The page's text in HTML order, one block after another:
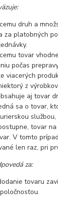
druh a
za platobných
tovar
počas
viacerých
z
aj tovar
sa o tovar,
tovar
V tomto
len raz, pri
za:
tovaru